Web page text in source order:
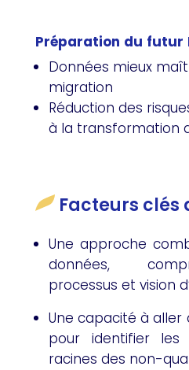
Préparation du futur
Données mieux
migration
Réduction des
à la transformation
Facteurs clés
Une approche
données,
processus et vision
Une capacité à
pour identifier les
racines des non-